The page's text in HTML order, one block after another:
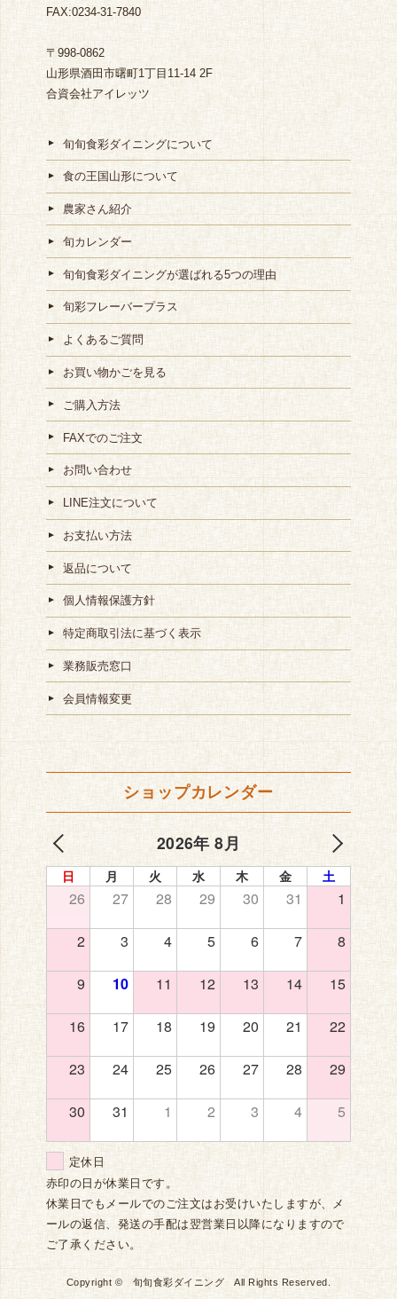
FAX:0234-31-7840
〒998-0862
山形県酒田市曙町1丁目11-14 2F
合資会社アイレッツ
旬旬食彩ダイニングについて
食の王国山形について
農家さん紹介
旬カレンダー
旬旬食彩ダイニングが選ばれる5つの理由
旬彩フレーバープラス
よくあるご質問
お買い物かごを見る
ご購入方法
FAXでのご注文
お問い合わせ
LINE注文について
お支払い方法
返品について
個人情報保護方針
特定商取引法に基づく表示
業務販売窓口
会員情報変更
ショップカレンダー
2026年 8月
日 月 火 水 木 金 土
26 27 28 29 30 31 1
2 3 4 5 6 7 8
9 10 11 12 13 14 15
16 17 18 19 20 21 22
23 24 25 26 27 28 29
30 31 1 2 3 4 5
定休日
赤印の日が休業日です。
休業日でもメールでのご注文はお受けいたしますが、メ
ールの返信、発送の手配は翌営業日以降になりますので
ご了承ください。
Copyright © 旬旬食彩ダイニング All Rights Reserved.